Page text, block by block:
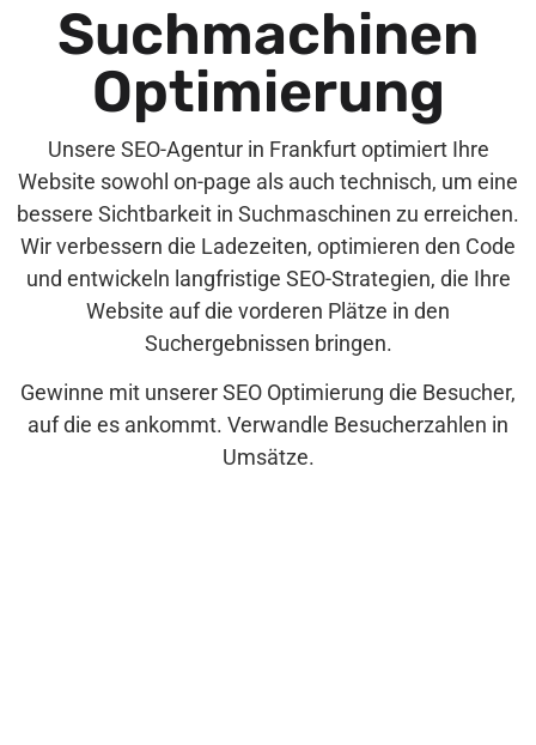
Suchmachinen
Optimierung
Unsere SEO-Agentur in Frankfurt optimiert Ihre
Website sowohl on-page als auch technisch, um eine
bessere Sichtbarkeit in Suchmaschinen zu erreichen.
Wir verbessern die Ladezeiten, optimieren den Code
und entwickeln langfristige SEO-Strategien, die Ihre
Website auf die vorderen Plätze in den
Suchergebnissen bringen.
Gewinne mit unserer SEO Optimierung die Besucher,
auf die es ankommt. Verwandle Besucherzahlen in
Umsätze.